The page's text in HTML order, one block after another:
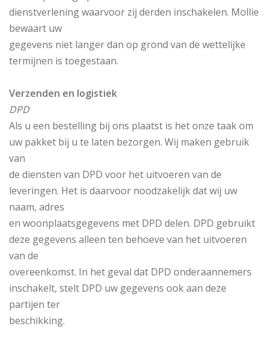
dienstverlening waarvoor zij derden inschakelen. Mollie
bewaart uw
gegevens niet langer dan op grond van de wettelijke
termijnen is toegestaan.
Verzenden en logistiek
DPD
Als u een bestelling bij ons plaatst is het onze taak om
uw pakket bij u te laten bezorgen. Wij maken gebruik
van
de diensten van DPD voor het uitvoeren van de
leveringen. Het is daarvoor noodzakelijk dat wij uw
naam, adres
en woonplaatsgegevens met DPD delen. DPD gebruikt
deze gegevens alleen ten behoeve van het uitvoeren
van de
overeenkomst. In het geval dat DPD onderaannemers
inschakelt, stelt DPD uw gegevens ook aan deze
partijen ter
beschikking.